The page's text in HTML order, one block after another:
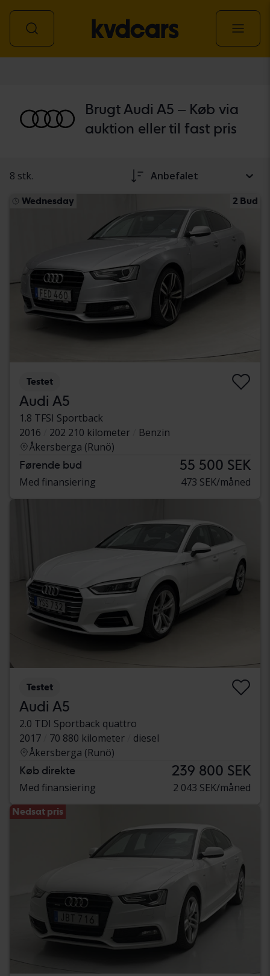
Brugt Audi A5 – Køb via
auktion eller til fast pris
8 stk. Anbefalet
Wednesday 2 Bud
Testet
Audi A5
1.8 TFSI Sportback
2016
202 210 kilometer
Benzin
Åkersberga (Runö)
Førende bud 55 500 SEK
Med finansiering 473 SEK/måned
Testet
Audi A5
2.0 TDI Sportback quattro
2017
70 880 kilometer
diesel
Åkersberga (Runö)
Køb direkte 239 800 SEK
Med finansiering 2 043 SEK/måned
Nedsat pris